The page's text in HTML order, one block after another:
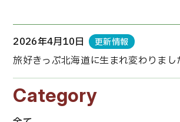
2026年4月10日 更新情報
旅好きっぷ北海道に生まれ変わりまし
Category